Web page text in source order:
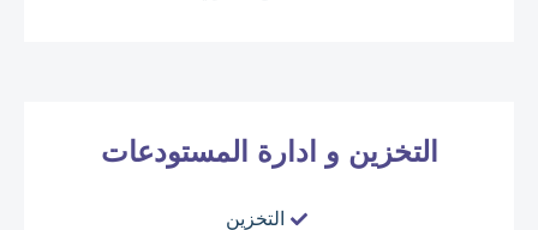
التخزين و ادارة المستودعات
التخزين